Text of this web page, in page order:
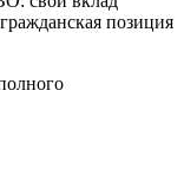
позиция